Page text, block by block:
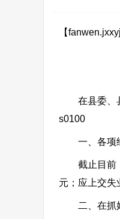
【
在县委、县
s0100
一、各项
截止目前，
元；应上交失
二、在抓好